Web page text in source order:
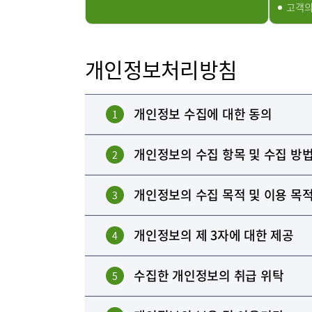
고객
개인정보처리방침
1 개인정보 수집에 대한 동의
2 개인정보의 수집 항목 및 수집 방법
3 개인정보의 수집 목적 및 이용 목적
4 개인정보의 제 3자에 대한 제공
5 수집한 개인정보의 취급 위탁